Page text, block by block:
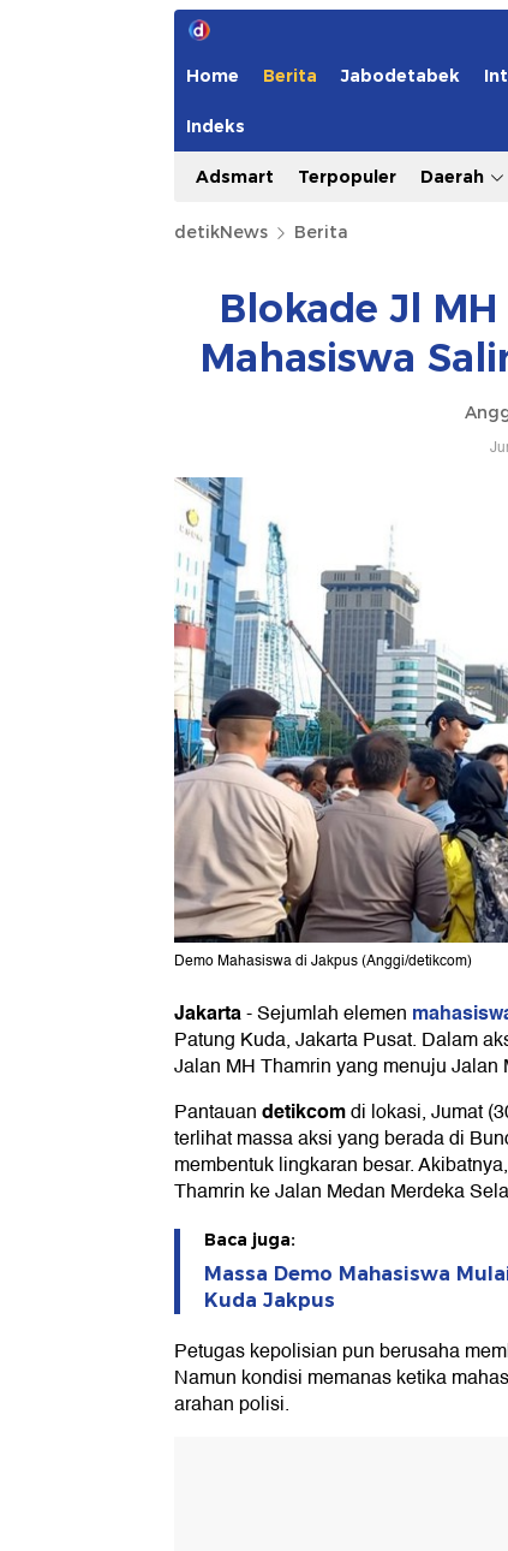
Home Berita Jabodetabek
Indeks
Adsmart Terpopuler Daerah
detikNews Berita
Blokade Jl
Mahasiswa
Demo Mahasiswa di Jakpus (Anggi/detikcom)
Jakarta-Sejumlah elemen
Patung Kuda, Jakarta Pusat. Dalam
Jalan MH Thamrin yang menuju Jalan
Pantauandetikcomdi lokasi, Jumat
terlihat massa aksi yang berada di
membentuk lingkaran besar.
Thamrin ke Jalan Medan Merdeka
Baca juga:
Massa Demo Mahasiswa
Kuda Jakpus
Petugas kepolisian pun berusaha
Namun kondisi memanas ketika
arahan polisi.